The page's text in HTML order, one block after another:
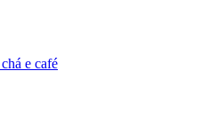
e café